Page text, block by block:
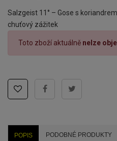
Salzgeist 11° – Gose s
chuťový zážitek
Toto zboží aktuálně nelze
POPIS PODOBNÉ PRODUKTY